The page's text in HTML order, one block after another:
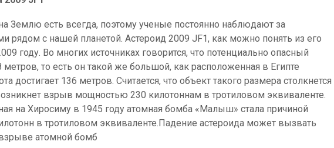
Землю есть всегда, поэтому ученые постоянно наблюдают за
рядом с нашей планетой. Астероид 2009 JF1, как можно понять из его
году. Во многих источниках говорится, что потенциально опасный
то есть он такой же большой, как расположенная в Египте
достигает 136 метров. Считается, что объект такого размера столкнется
взрыв мощностью 230 килотоннам в тротиловом эквиваленте.
на Хиросиму в 1945 году атомная бомба «Малыш» стала причиной
в тротиловом эквиваленте.Падение астероида может вызвать
атомной бомб